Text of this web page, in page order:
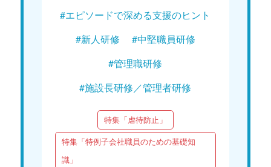
#エピソードで深める支援のヒント
#新人研修
#中堅職員研修
#管理職研修
#施設長研修／管理者研修
特集「虐待防止」
特集「特例子会社職員のための基礎知
識」